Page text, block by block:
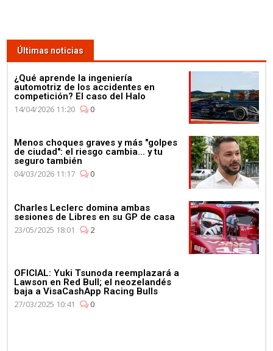
Últimas noticias
¿Qué aprende la ingeniería
automotriz de los accidentes en
competición? El caso del Halo
14/04/2026 11:20
0
Menos choques graves y más "golpes
de ciudad": el riesgo cambia... y tu
seguro también
04/03/2026 11:17
0
Charles Leclerc domina ambas
sesiones de Libres en su GP de casa
23/05/2025 18:01
2
OFICIAL: Yuki Tsunoda reemplazará a
Lawson en Red Bull; el neozelandés
baja a VisaCashApp Racing Bulls
27/03/2025 10:41
0